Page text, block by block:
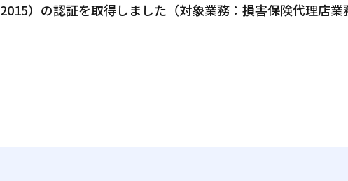
2015）の認証を取得しました（対象業務：損害保険代理店業